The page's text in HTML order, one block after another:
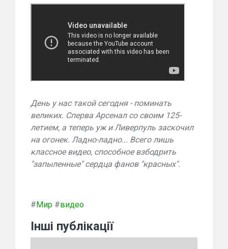
День у нас такой сегодня - поминать
великих. Сперва Арсенал со своим 125-
летием, а теперь уж и Ливерпуль заскочил
на огонек. Ладно-ладно... Всего лишь
классное видео, способное взбодрить
"запыленные" сердца фанов "красных".
#Мир #видео
Інші публікації